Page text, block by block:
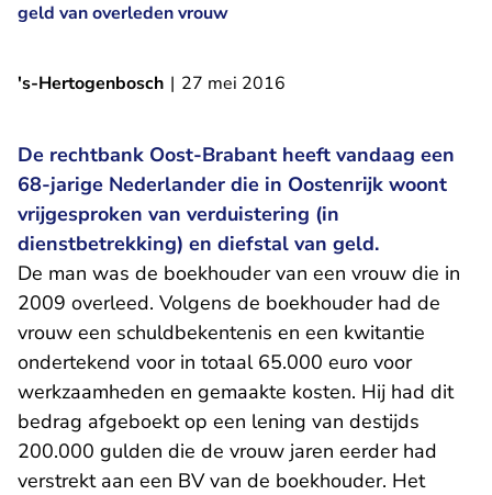
geld van overleden vrouw
's-Hertogenbosch | 27 mei 2016
De rechtbank Oost-Brabant heeft vandaag een
68-jarige Nederlander die in Oostenrijk woont
vrijgesproken van verduistering (in
dienstbetrekking) en diefstal van geld.
De man was de boekhouder van een vrouw die in
2009 overleed. Volgens de boekhouder had de
vrouw een schuldbekentenis en een kwitantie
ondertekend voor in totaal 65.000 euro voor
werkzaamheden en gemaakte kosten. Hij had dit
bedrag afgeboekt op een lening van destijds
200.000 gulden die de vrouw jaren eerder had
verstrekt aan een BV van de boekhouder. Het